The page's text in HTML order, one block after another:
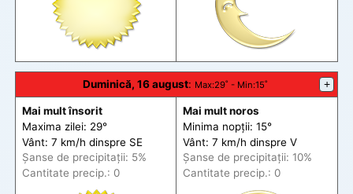
Duminică, 16 august: Max:29˚ - Min:15˚ +
Mai mult însorit
Maxima zilei: 29°
Vânt: 7 km/h dinspre SE
Șanse de precipitații: 5%
Cantitate precip.: 0
Mai mult noros
Minima nopții: 15°
Vânt: 7 km/h dinspre V
Șanse de precipitații: 10%
Cantitate precip.: 0